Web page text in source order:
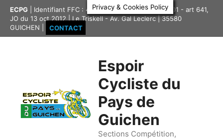
contenu
ECPG | Identifiant FFC : 4335417 | Association loi 1901 - art 641,
JO du 13 oct 2012 | Le Triskell - Av. Gal Leclerc | 35580
GUICHEN |
CONTACT
Espoir
Cycliste du
Pays de
Guichen
Sections Compétition,
Privacy & Cookies Policy